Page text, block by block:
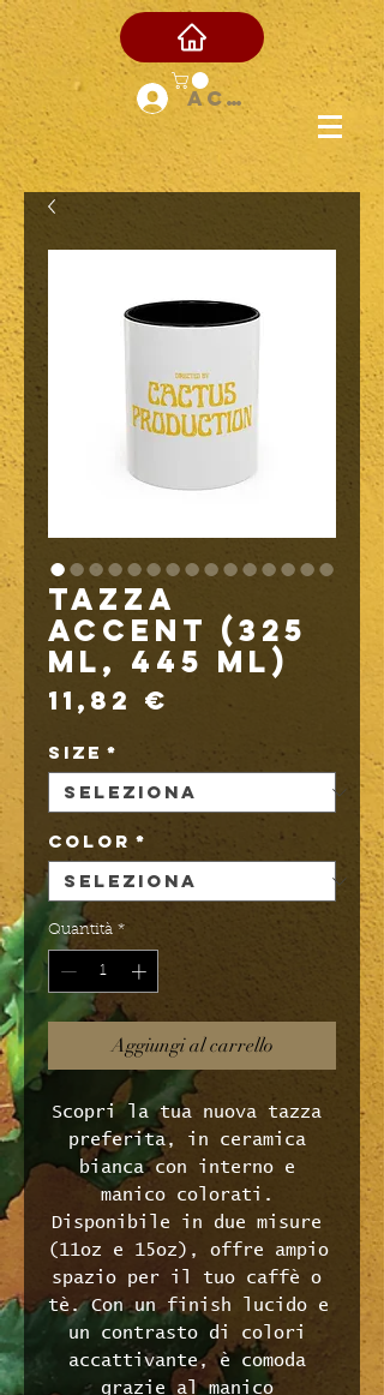
Accedi
Tazza
Accent (325
ml, 445 ml)
11,82 € Prezzo
Size *
Color *
Quantità *
Aggiungi al carrello
Scopri la tua nuova tazza
preferita, in ceramica
bianca con interno e
manico colorati.
Disponibile in due misure
(11oz e 15oz), offre ampio
spazio per il tuo caffè o
tè. Con un finish lucido e
un contrasto di colori
accattivante, è comoda
grazie al manico